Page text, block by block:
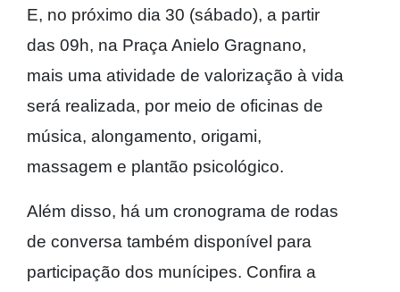
E, no próximo dia 30 (sábado), a partir
das 09h, na Praça Anielo Gragnano,
mais uma atividade de valorização à vida
será realizada, por meio de oficinas de
música, alongamento, origami,
massagem e plantão psicológico.
Além disso, há um cronograma de rodas
de conversa também disponível para
participação dos munícipes. Confira a